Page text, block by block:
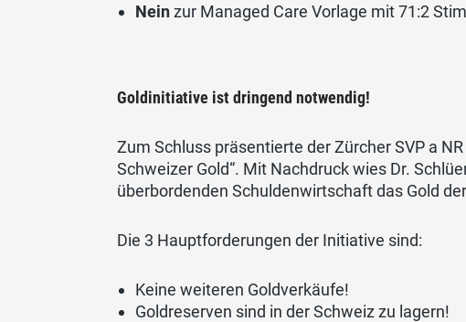
Neinzur Managed Care Vorlage mit 71:2
Goldinitiative ist dringend notwendig!
Zum Schluss präsentierte der Zürcher SVP a
Schweizer Gold“. Mit Nachdruck wies Dr.
überbordenden Schuldenwirtschaft das Gold
Die 3 Hauptforderungen der Initiative sind:
Keine weiteren Goldverkäufe!
Goldreserven sind in der Schweiz zu lagern!